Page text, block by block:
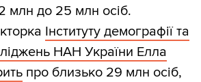
млн до 25 млн осіб.
Інституту демографії та
НАН України Елла
про близько 29 млн осіб,